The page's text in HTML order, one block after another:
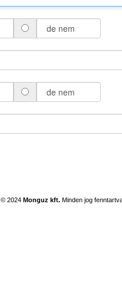
de nem
de nem
© 2024 Monguz kft. Minden jog